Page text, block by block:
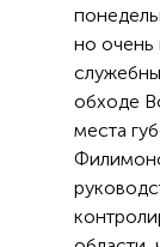
но очень
обходе
места